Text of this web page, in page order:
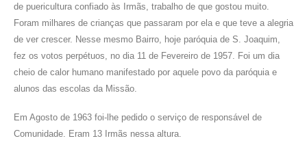
de puericultura confiado às Irmãs, trabalho de que gostou muito.
Foram milhares de crianças que passaram por ela e que teve a alegria
de ver crescer. Nesse mesmo Bairro, hoje paróquia de S. Joaquim,
fez os votos perpétuos, no dia 11 de Fevereiro de 1957. Foi um dia
cheio de calor humano manifestado por aquele povo da paróquia e
alunos das escolas da Missão.
Em Agosto de 1963 foi-lhe pedido o serviço de responsável de
Comunidade. Eram 13 Irmãs nessa altura.